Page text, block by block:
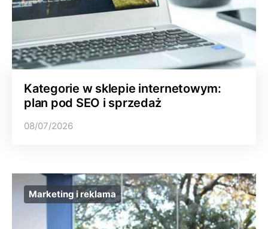
Kategorie w sklepie internetowym:
plan pod SEO i sprzedaż
08/07/2026
Marketing i reklama